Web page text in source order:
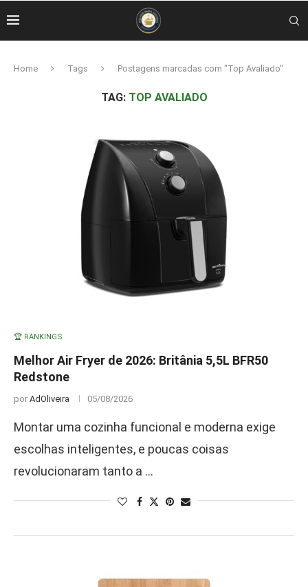
Home Tags Postagens marcadas com "Top Avaliado"
TAG: TOP AVALIADO
🏆 RANKINGS
Melhor Air Fryer de 2026: Britânia 5,5L BFR50
Redstone
por AdOliveira 05/08/2026
Montar uma cozinha funcional e moderna exige
escolhas inteligentes, e poucas coisas
revolucionaram tanto a …